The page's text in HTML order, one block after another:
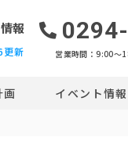
報
新 営業時間：9:00〜
画 イベント情報